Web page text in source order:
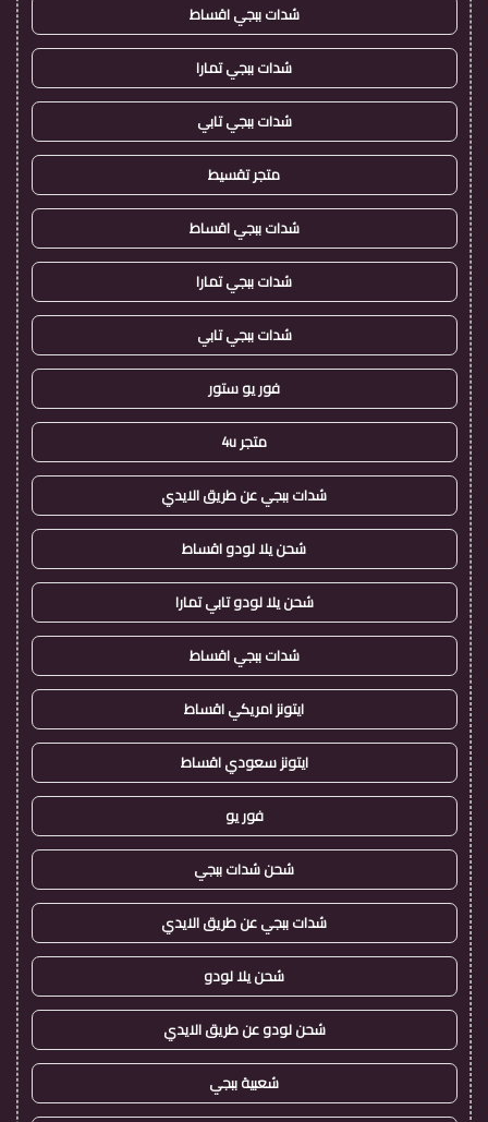
شدات ببجي اقساط
شدات ببجي تمارا
شدات ببجي تابي
متجر تقسيط
شدات ببجي اقساط
شدات ببجي تمارا
شدات ببجي تابي
فور يو ستور
متجر 4u
شدات ببجي عن طريق الايدي
شحن يلا لودو اقساط
شحن يلا لودو تابي تمارا
شدات ببجي اقساط
ايتونز امريكي اقساط
ايتونز سعودي اقساط
فور يو
شحن شدات ببجي
شدات ببجي عن طريق الايدي
شحن يلا لودو
شحن لودو عن طريق الايدي
شعبية ببجي